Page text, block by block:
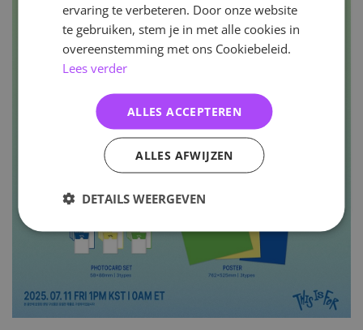
ervaring te verbeteren. Door onze website
te gebruiken, stem je in met alle cookies in
overeenstemming met ons Cookiebeleid.
Lees verder
ALLES ACCEPTEREN
ALLES AFWIJZEN
DETAILS WEERGEVEN